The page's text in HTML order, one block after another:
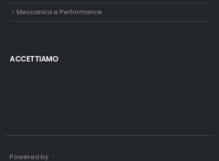
Meccanica e Performance
ACCETTIAMO
Powered by